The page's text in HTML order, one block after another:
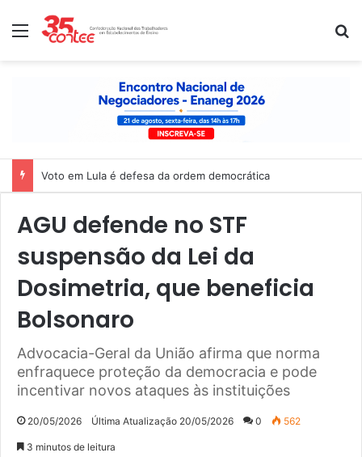
Menu
Voto em Lula é defesa da ordem democrática
AGU defende no STF
suspensão da Lei da
Dosimetria, que beneficia
Bolsonaro
Advocacia-Geral da União afirma que norma
enfraquece proteção da democracia e pode
incentivar novos ataques às instituições
20/05/2026 Última Atualização 20/05/2026 0 562
3 minutos de leitura